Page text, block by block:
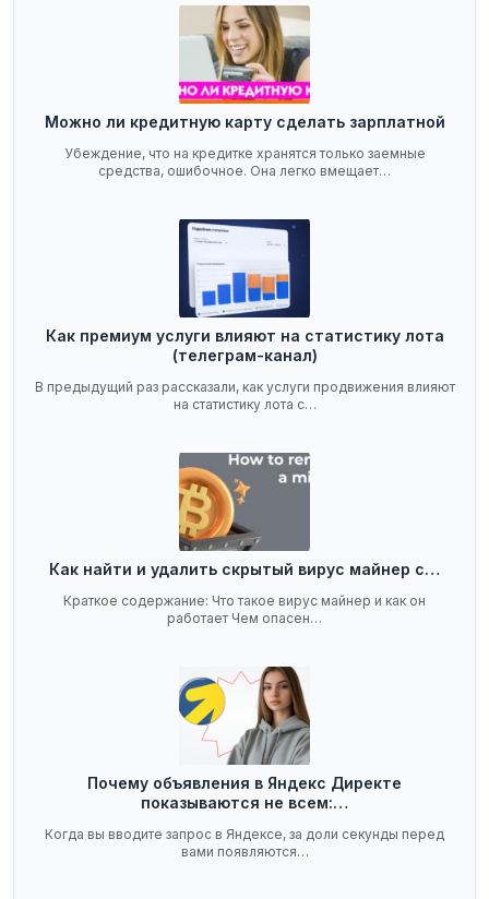
Можно ли кредитную карту сделать зарплатной
Убеждение, что на кредитке хранятся только заемные
средства, ошибочное. Она легко вмещает…
Как премиум услуги влияют на статистику лота
(телеграм-канал)
В предыдущий раз рассказали, как услуги продвижения влияют
на статистику лота с…
Как найти и удалить скрытый вирус майнер с…
Краткое содержание: Что такое вирус майнер и как он
работает Чем опасен…
Почему объявления в Яндекс Директе
показываются не всем:…
Когда вы вводите запрос в Яндексе, за доли секунды перед
вами появляются…